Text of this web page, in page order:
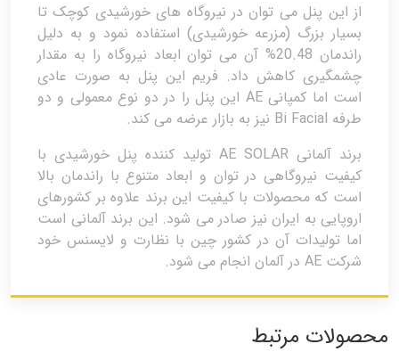
از این پنل می توان در نیروگاه های خورشیدی کوچک تا
بسیار بزرگ (مزرعه خورشیدی) استفاده نمود و به دلیل
راندمان 20.48% آن می توان ابعاد نیروگاه را به مقدار
چشمگیری کاهش داد. فریم این پنل به صورت عادی
است اما کمپانی AE این پنل را در دو نوع معمولی و دو
طرفه Bi Facial نیز به بازار عرضه می کند.
برند آلمانی AE SOLAR تولید کننده پنل خورشیدی با
کیفیت نیروگاهی در توان و ابعاد متنوع با راندمان بالا
است که محصولات با کیفیت این برند علاوه بر کشورهای
اروپایی به ایران نیز صادر می شود. این برند آلمانی است
اما تولیدات آن در کشور چین با نظارت و لایسنس خود
شرکت AE در آلمان انجام می شود.
محصولات مرتبط